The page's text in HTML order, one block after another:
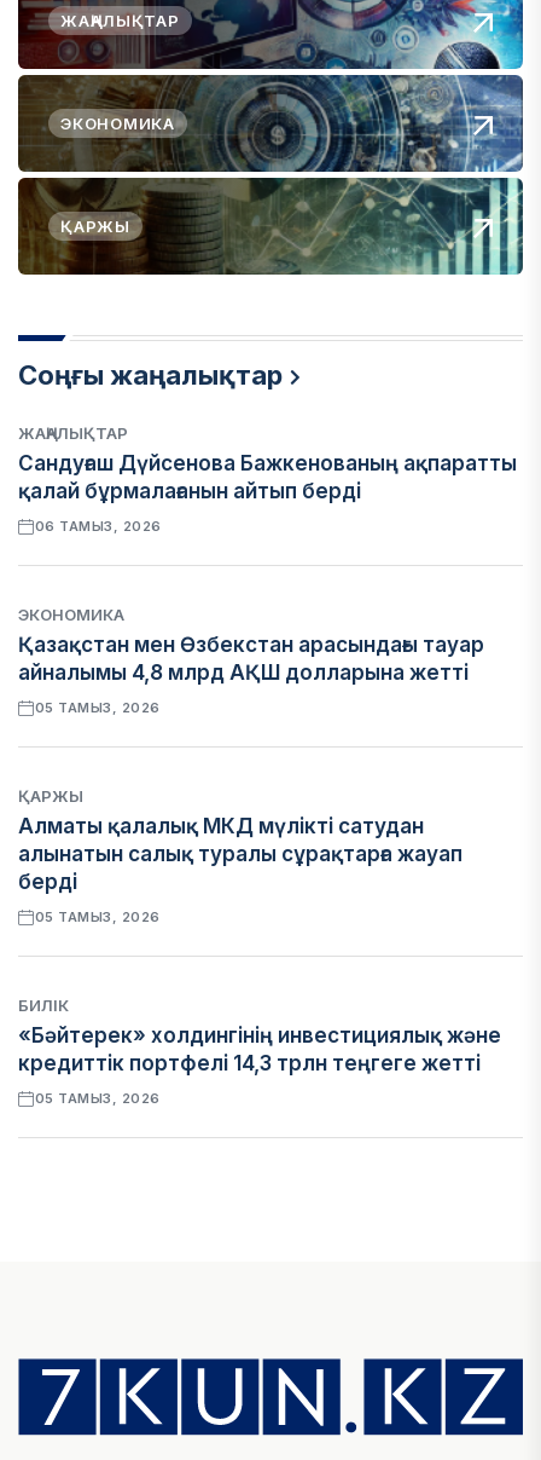
ЖАҢАЛЫҚТАР
ЭКОНОМИКА
ҚАРЖЫ
Соңғы жаңалықтар
ЖАҢАЛЫҚТАР
Сандуғаш Дүйсенова Бажкенованың ақпаратты
қалай бұрмалағанын айтып берді
06 ТАМЫЗ, 2026
ЭКОНОМИКА
Қазақстан мен Өзбекстан арасындағы тауар
айналымы 4,8 млрд АҚШ долларына жетті
05 ТАМЫЗ, 2026
ҚАРЖЫ
Алматы қалалық МКД мүлікті сатудан
алынатын салық туралы сұрақтарға жауап
берді
05 ТАМЫЗ, 2026
БИЛІК
«Бәйтерек» холдингінің инвестициялық және
кредиттік портфелі 14,3 трлн теңгеге жетті
05 ТАМЫЗ, 2026
ҚАРЖЫ
Отбасы банктің қолдауымен 1,5 жыл ішінде 40
мыңға жуық отбасы қоныс тойын тойлады